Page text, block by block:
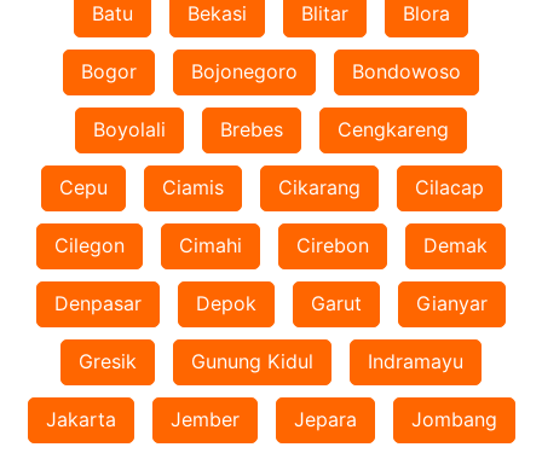
Batu Bekasi Blitar Blora
Bogor Bojonegoro Bondowoso
Boyolali Brebes Cengkareng
Cepu Ciamis Cikarang Cilacap
Cilegon Cimahi Cirebon Demak
Denpasar Depok Garut Gianyar
Gresik Gunung Kidul Indramayu
Jakarta Jember Jepara Jombang